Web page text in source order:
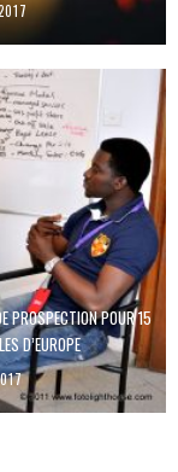
PROSPECTION POUR 15
D’EUROPE